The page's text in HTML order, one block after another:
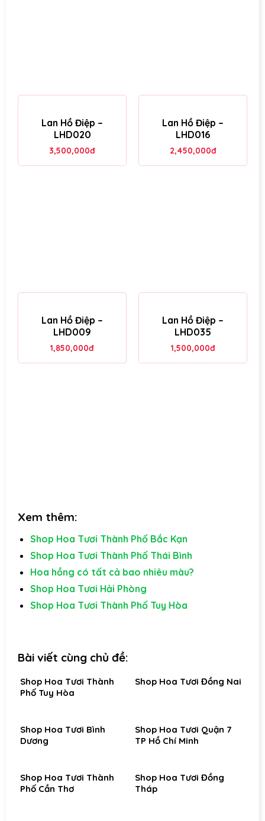
Lan Hồ Điệp –
LHD020
3,500,000đ
Lan Hồ Điệp –
LHD016
2,450,000đ
Lan Hồ Điệp –
LHD009
1,850,000đ
Lan Hồ Điệp –
LHD035
1,500,000đ
Xem thêm:
Shop Hoa Tươi Thành Phố Bắc Kạn
Shop Hoa Tươi Thành Phố Thái Bình
Hoa hồng có tất cả bao nhiêu màu?
Shop Hoa Tươi Hải Phòng
Shop Hoa Tươi Thành Phố Tuy Hòa
Bài viết cùng chủ đề:
Shop Hoa Tươi Thành
Phố Tuy Hòa
Shop Hoa Tươi Đồng Nai
Shop Hoa Tươi Bình
Dương
Shop Hoa Tươi Quận 7
TP Hồ Chí Minh
Shop Hoa Tươi Thành
Phố Cần Thơ
Shop Hoa Tươi Đồng
Tháp